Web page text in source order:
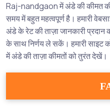
Raj-nandgaon में अंडे की कीमत
समय में बहुत महत्वपूर्ण है। हमारी
अंडे के रेट की ताज़ा जानकारी प्रदान
के साथ निर्णय ले सकें। हमारी
में अंडे की ताज़ा कीमतों को तुरंत देखें।